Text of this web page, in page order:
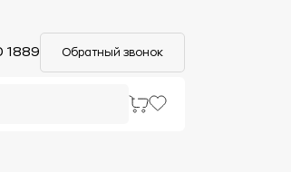
1889 Обратный звонок